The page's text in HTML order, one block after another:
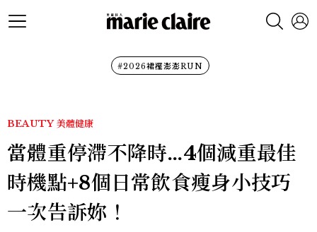
#2026裙襬澎澎RUN
BEAUTY 美體健康
當體重停滯不降時…4個減重最佳
時機點+8個日常飲食瘦身小技巧
一次告訴妳！